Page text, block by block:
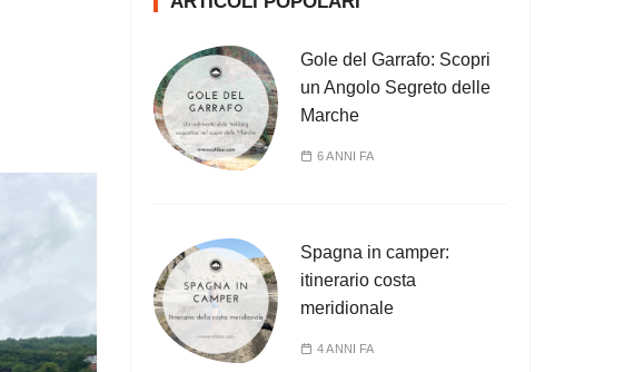
Gole del Garrafo: Scopri
un Angolo Segreto delle
Marche
6 ANNI FA
Spagna in camper:
itinerario costa
meridionale
4 ANNI FA